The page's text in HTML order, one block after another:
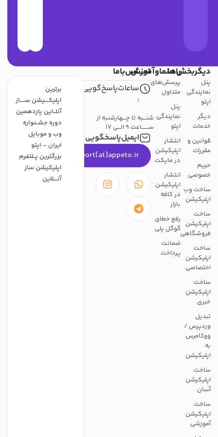
دیگربخش‌ها
پنل
نمایندگی
اپتو
دیگر
خدمات
قوانین و
مقررات
حریم
خصوصی
ساخت وب
اپلیکیشن
ساخت
اپلیکیشن
فروشگاهی
ساخت
اپلیکیشن
اختصاصی
ساخت
اپلیکیشن
خبری
تبدیل
وردپرس /
ووکامرس
به
اپلیکیشن
ساخت
اپلیکیشن
آسان
ساخت
اپلیکیشن
آموزشی
راهنماوآموزش
پرسش‌های
متداول
پنل
نمایندگی
اپتو
انتشار
اپلیکیشن
در مایکت
انتشار
اپلیکیشن
در کافه
بازار
رفع خطای
گوگل پلی
ضمانت
پرداخت
تمــــاس‌باما
ساعات‌پاسخ‌گویی
شنـــبه تا چـــهارشنبه از
ســـــــاعت 9 الـــی 17
ایمیل‌پاسخگویی
support[at]appeto.ir
برترین
اپلیکــــیشن ســـــاز
آنلــاین یازدهمین
دوره جشــنواره
وب و موبایل
ایران - اپتو
بزرگترین پــلتفرم
اپلیکیشن ساز
آنــــلاین